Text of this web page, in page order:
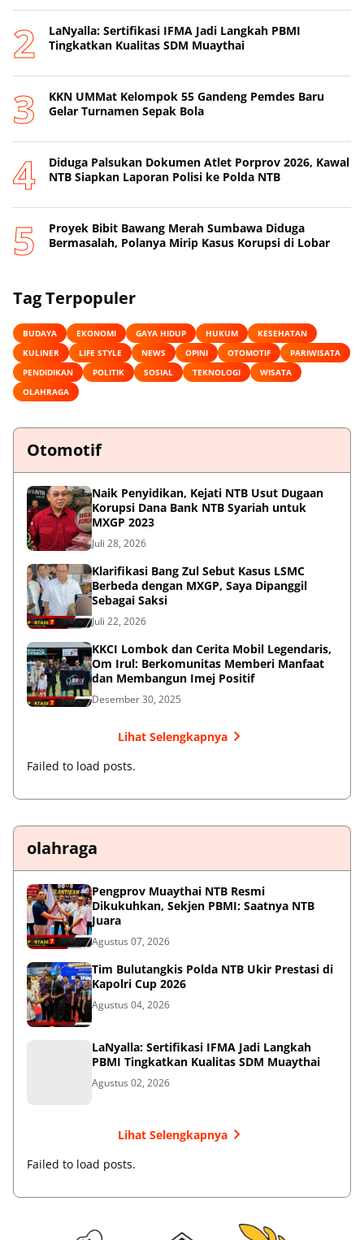
LaNyalla: Sertifikasi IFMA Jadi Langkah PBMI
Tingkatkan Kualitas SDM Muaythai
KKN UMMat Kelompok 55 Gandeng Pemdes Baru
Gelar Turnamen Sepak Bola
Diduga Palsukan Dokumen Atlet Porprov 2026, Kawal
NTB Siapkan Laporan Polisi ke Polda NTB
Proyek Bibit Bawang Merah Sumbawa Diduga
Bermasalah, Polanya Mirip Kasus Korupsi di Lobar
Tag Terpopuler
BUDAYA EKONOMI GAYA HIDUP HUKUM
KESEHATAN
KULINER
LIFE STYLE NEWS OPINI OTOMOTIF
PARIWISATA
PENDIDIKAN
POLITIK SOSIAL TEKNOLOGI
WISATA
OLAHRAGA
Otomotif
Naik Penyidikan, Kejati NTB Usut Dugaan
Korupsi Dana Bank NTB Syariah untuk
MXGP 2023
Juli 28, 2026
Klarifikasi Bang Zul Sebut Kasus LSMC
Berbeda dengan MXGP, Saya Dipanggil
Sebagai Saksi
Juli 22, 2026
KKCI Lombok dan Cerita Mobil Legendaris,
Om Irul: Berkomunitas Memberi Manfaat
dan Membangun Imej Positif
Desember 30, 2025
Lihat Selengkapnya
Failed to load posts.
olahraga
Pengprov Muaythai NTB Resmi
Dikukuhkan, Sekjen PBMI: Saatnya NTB
Juara
Agustus 07, 2026
Tim Bulutangkis Polda NTB Ukir Prestasi di
Kapolri Cup 2026
Agustus 04, 2026
LaNyalla: Sertifikasi IFMA Jadi Langkah
PBMI Tingkatkan Kualitas SDM Muaythai
Agustus 02, 2026
Lihat Selengkapnya
Failed to load posts.